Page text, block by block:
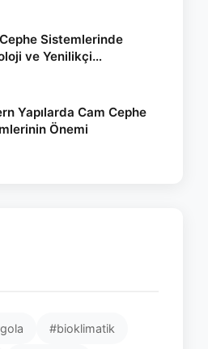
Sistemlerinde
ve Yenilikçi
Yapılarda Cam Cephe
Önemi
#bioklimatik